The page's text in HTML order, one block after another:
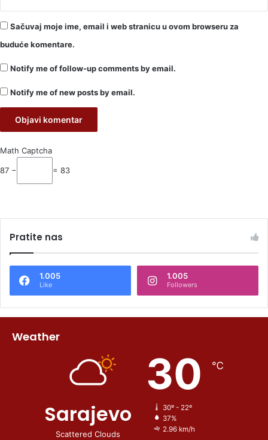
Sačuvaj moje ime, email i web stranicu u ovom browseru za
buduće komentare.
Notify me of follow-up comments by email.
Notify me of new posts by email.
Math Captcha
87 − = 83
Pratite nas
1.005
Like
1.005
Followers
Weather
Sarajevo
Scattered Clouds
30 ℃
30º - 22º
37%
2.96 km/h